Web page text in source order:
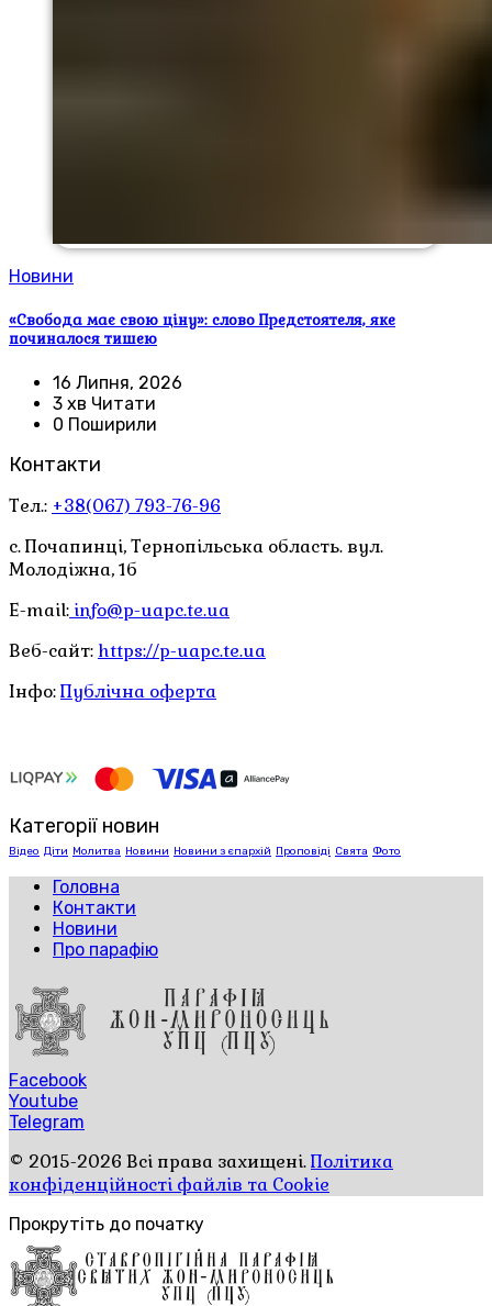
Новини
«Свобода має свою ціну»: слово Предстоятеля, яке
починалося тишею
16 Липня, 2026
3 хв Читати
0 Поширили
Контакти
Тел.: +38(067) 793-76-96
с. Почапинці, Тернопільська область. вул.
Молодіжна, 1б
E-mail: info@p-uapc.te.ua
Веб-сайт: https://p-uapc.te.ua
Інфо:Публічна оферта
Категорії новин
Відео Діти Молитва Новини Новини з єпархій Проповіді Свята Фото
Головна
Контакти
Новини
Про парафію
Facebook
Youtube
Telegram
© 2015-2026 Всі права захищені.Політика
конфіденційності файлів та Cookie
Прокрутіть до початку